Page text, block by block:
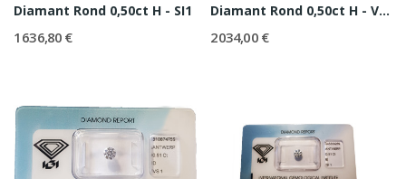
Diamant Rond 0,50ct H - SI1
1 636,80 €
Diamant Rond 0,50ct H - VS1
2 034,00 €